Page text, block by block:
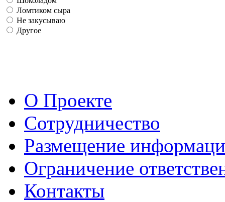
Ломтиком сыра
Не закусываю
Другое
О Проекте
Сотрудничество
Размещение
Ограничение
Контакты